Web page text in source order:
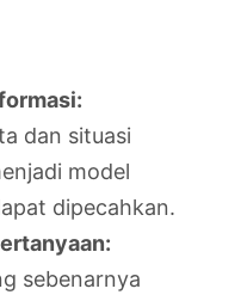
dan situasi
model
dipecahkan.
sebenarnya